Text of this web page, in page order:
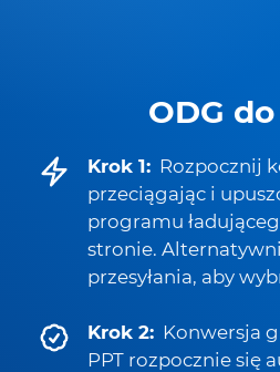
ODG
Krok 1: Rozpocznij
przeciągając i
programu
stronie.
przesyłania, aby
Krok 2: Konwersja
PPT rozpocznie się